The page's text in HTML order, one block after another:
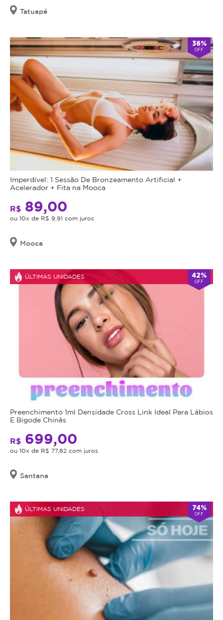
Tatuapé
36%
OFF
Imperdível: 1 Sessão De Bronzeamento Artificial +
Acelerador + Fita na Mooca
R$ 89,00
ou 10x de R$ 9,91 com juros
Mooca
ÚLTIMAS UNIDADES 42%
OFF
Preenchimento 1ml Densidade Cross Link Ideal Para Lábios
E Bigode Chinês
R$ 699,00
ou 10x de R$ 77,82 com juros
Santana
ÚLTIMAS UNIDADES 74%
OFF